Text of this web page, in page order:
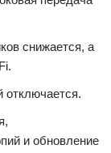
снижается, а
отключается.
и обновление